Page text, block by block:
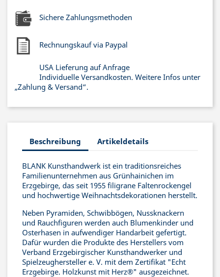
Sichere Zahlungsmethoden
Rechnungskauf via Paypal
USA Lieferung auf Anfrage
Individuelle Versandkosten. Weitere Infos unter
„Zahlung & Versand“.
Beschreibung Artikeldetails
BLANK Kunsthandwerk ist ein traditionsreiches
Familienunternehmen aus Grünhainichen im
Erzgebirge, das seit 1955 filigrane Faltenrockengel
und hochwertige Weihnachtsdekorationen herstellt.
Neben Pyramiden, Schwibbögen, Nussknackern
und Rauchfiguren werden auch Blumenkinder und
Osterhasen in aufwendiger Handarbeit gefertigt.
Dafür wurden die Produkte des Herstellers vom
Verband Erzgebirgischer Kunsthandwerker und
Spielzeughersteller e. V. mit dem Zertifikat "Echt
Erzgebirge. Holzkunst mit Herz®" ausgezeichnet.